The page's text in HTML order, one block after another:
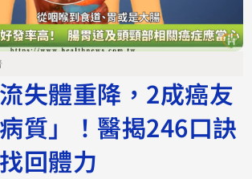
失體重降，2成癌友
質」！醫揭246口訣
回體力